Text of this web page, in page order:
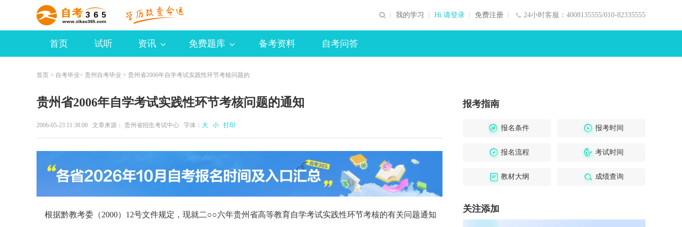
24小时客服：4008135555/010-82335555
我的学习 Hi 请登录 免费注册
首页 试听 资讯 免费题库 备考资料 自考问答
首页 > 自考毕业> 贵州自考毕业 > 贵州省2006年自学考试实践性环节考核问题的
贵州省2006年自学考试实践性环节考核问题的通知
2006-05-23 11:38:00 文章来源： 贵州省招生考试中心 字体： 大 小 打印
根据黔教考委（2000）12号文件规定，现就二○○六年贵州省高等教育自学考试实践性环节考核的有关问题通知
报考指南
报名条件 报考时间
报名流程 考试时间
教材大纲 成绩查询
关注添加